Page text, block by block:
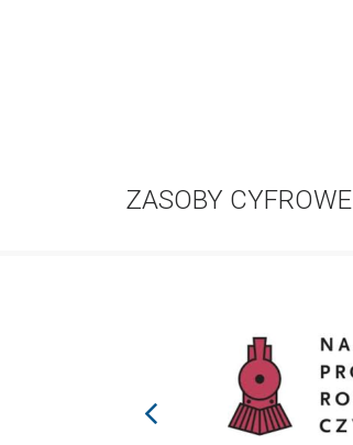
ZASOBY CYFROWE
prev